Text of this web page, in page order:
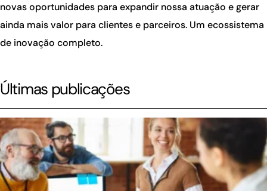
novas oportunidades para expandir nossa atuação e gerar
ainda mais valor para clientes e parceiros. Um ecossistema
de inovação completo.
Últimas publicações